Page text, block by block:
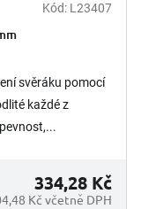
Kód: L23407
svěráku pomocí
každé z
Kč včetně DPH
334,28 Kč